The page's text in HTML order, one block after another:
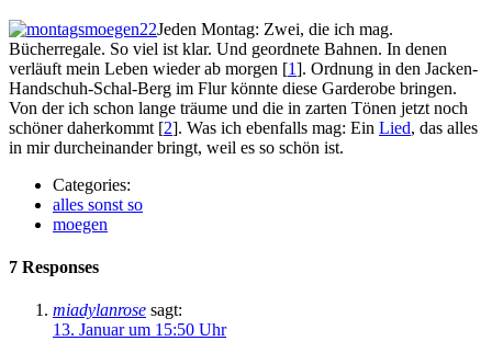
Jeden Montag: Zwei, die ich mag.
Bücherregale. So viel ist klar. Und geordnete Bahnen. In denen
verläuft mein Leben wieder ab morgen [1]. Ordnung in den Jacken-
Handschuh-Schal-Berg im Flur könnte diese Garderobe bringen.
Von der ich schon lange träume und die in zarten Tönen jetzt noch
schöner daherkommt [2]. Was ich ebenfalls mag: Ein Lied, das alles
in mir durcheinander bringt, weil es so schön ist.
Categories:
alles sonst so
moegen
7 Responses
miadylanrose sagt:
13. Januar um 15:50 Uhr